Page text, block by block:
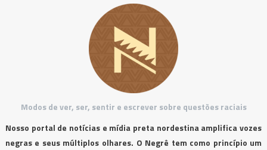
Modos de ver, ser, sentir e escrever sobre questões raciais
Nosso portal de notícias e mídia preta nordestina amplifica vozes
negras e seus múltiplos olhares. O Negrê tem como princípio um